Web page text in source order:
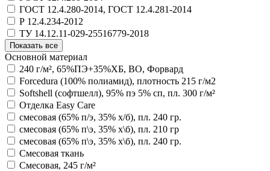
ГОСТ 12.4.280-2014, ГОСТ 12.4.281-2014
Р 12.4.234-2012
ТУ 14.12.11-029-25516779-2018
Показать все
Основной материал
240 г/м², 65%ПЭ+35%ХБ, ВО, Форвард
Forcedura (100% полиамид), плотность 215 г/м2
Softshell (софтшелл), 95% пэ 5% сп, пл. 300 г/м²
Отделка Easy Care
смесовая (65% п/э, 35% х/б), пл. 240 гр.
смесовая (65% п\э, 35% х\б), пл. 210 гр
смесовая (65% п\э, 35% х\б), пл. 240 гр.
Смесовая ткань
Смесовая, 245 г/м²